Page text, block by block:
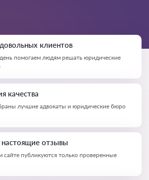
клиентов
помогаем людям решать юридические
качества
лучшие адвокаты и юридические бюро
настоящие отзывы
сайте публикуются только проверенные